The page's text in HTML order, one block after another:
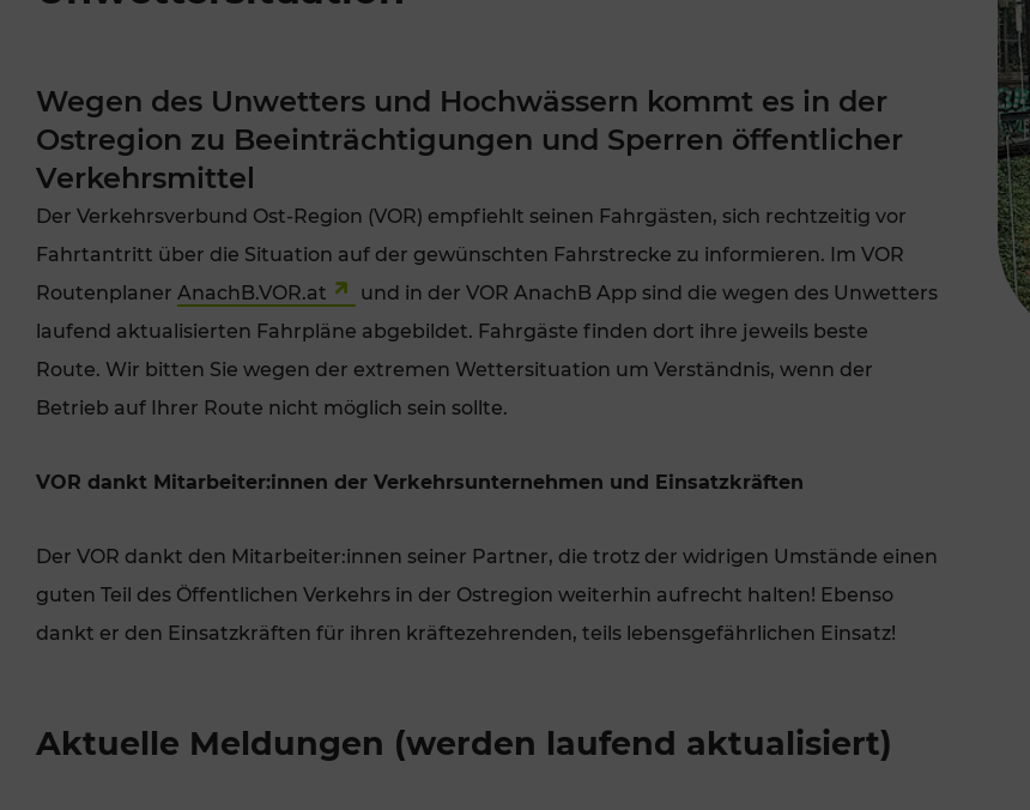
Nachtverkehre
VERKEHRSMELDUNGEN
t
Freizeitticket
Sonstige Angebote
TICKET KAUFEN PREIS BERECHNEN
PRESSEAUSSENDUNGEN OFFENE STELLEN
eBusse in der Region
Smart Pannonia
Low-Carb-Mobility
Clean Mobility
DOMINO
VERGABE
Wegen des Unwetters und Hochwässern kommt es in der
Ostregion zu Beeinträchtigungen und Sperren öffentlicher
Verkehrsmittel
Der Verkehrsverbund Ost-Region (VOR) empfiehlt seinen Fahrgästen, sich rechtzeitig vor
Fahrtantritt über die Situation auf der gewünschten Fahrstrecke zu informieren. Im VOR
Routenplaner AnachB.VOR.at
und in der VOR AnachB App sind die wegen des Unwetters
laufend aktualisierten Fahrpläne abgebildet. Fahrgäste finden dort ihre jeweils beste
Route. Wir bitten Sie wegen der extremen Wettersituation um Verständnis, wenn der
Betrieb auf Ihrer Route nicht möglich sein sollte.
VOR dankt Mitarbeiter:innen der Verkehrsunternehmen und Einsatzkräften
Der VOR dankt den Mitarbeiter:innen seiner Partner, die trotz der widrigen Umstände einen
guten Teil des Öffentlichen Verkehrs in der Ostregion weiterhin aufrecht halten! Ebenso
dankt er den Einsatzkräften für ihren kräftezehrenden, teils lebensgefährlichen Einsatz!
Aktuelle Meldungen (werden laufend aktualisiert)